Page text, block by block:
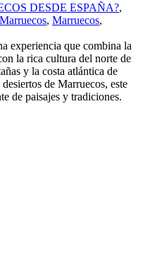
DESDE ESPAÑA?,
, Marruecos,
experiencia que combina la
la rica cultura del norte de
y la costa atlántica de
de Marruecos, este
de paisajes y tradiciones.